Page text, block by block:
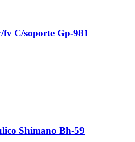
C/soporte Gp-981
Shimano Bh-59